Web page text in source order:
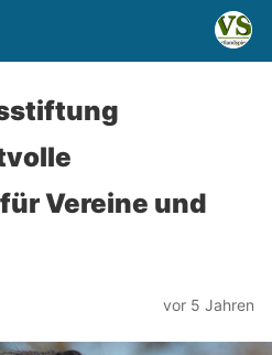
Vereine und
vor 5 Jahren